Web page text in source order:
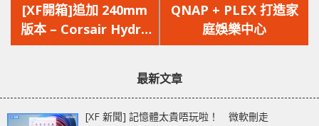
一
篇
文
[XF開箱]追加 240mm
版本 – Corsair Hydro
Series H100i Pro RGB
一
篇
文
QNAP + PLEX 打造家
庭娛樂中心
最新文章
[XF 新聞] 記憶體太貴唔玩啦！ 微軟刪走